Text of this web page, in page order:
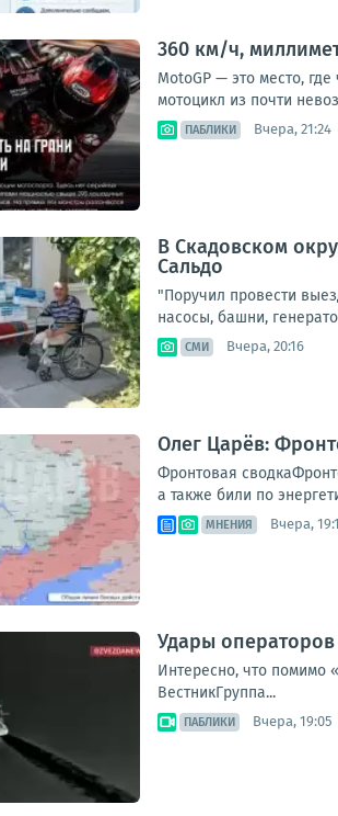
360 км/ч,
MotoGP — это место,
мотоцикл из почти
ПАБЛИКИ Вчера, 21:24
В Скадовском
Сальдо
"Поручил провести
насосы, башни,
СМИ Вчера, 20:16
Олег Царёв:
Фронтовая
а также били по
МНЕНИЯ Вчера,
Удары
Интересно, что помимо
ВестникГруппа...
ПАБЛИКИ Вчера, 19:05